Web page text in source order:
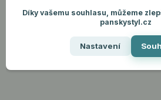
Úvod Pánské oblečení Trička Pánské
Pánské triko slim fit
Díky vašemu souhlasu, můžeme
panskystyl.cz
Nastavení